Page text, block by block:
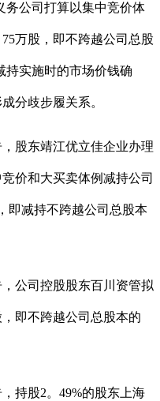
务公司打算以集中竞价体
万股，即不跨越公司总股
持实施时的市场价钱确
分歧步履关系。
股东靖江优立佳企业办理
价和大买卖体例减持公司
即减持不跨越公司总股本
公司控股股东百川资管拟
即不跨越公司总股本的
股2。49%的股东上海